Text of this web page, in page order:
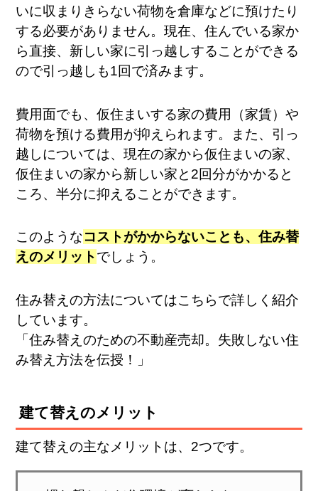
いに収まりきらない荷物を倉庫などに預けたり
する必要がありません。現在、住んでいる家か
ら直接、新しい家に引っ越しすることができる
ので引っ越しも1回で済みます。
費用面でも、仮住まいする家の費用（家賃）や
荷物を預ける費用が抑えられます。また、引っ
越しについては、現在の家から仮住まいの家、
仮住まいの家から新しい家と2回分がかかると
ころ、半分に抑えることができます。
このようなコストがかからないことも、住み替
えのメリットでしょう。
住み替えの方法についてはこちらで詳しく紹介
しています。
「住み替えのための不動産売却。失敗しない住
み替え方法を伝授！」
建て替えのメリット
建て替えの主なメリットは、2つです。